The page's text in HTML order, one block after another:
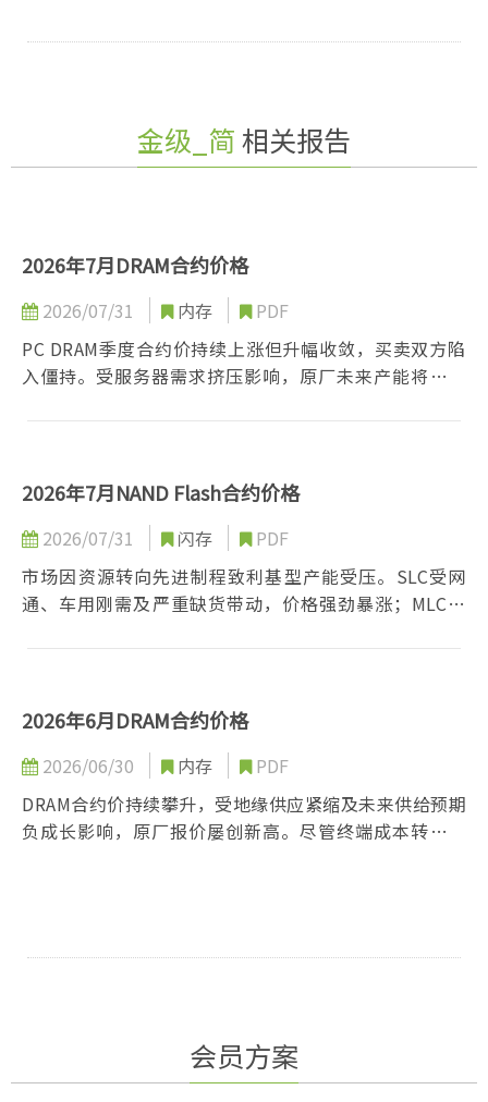
金级_简相关报告
2026年7月DRAM合约价格
2026/07/31 内存
PDF
PC DRAM季度合约价持续上涨但升幅收敛，买卖双方陷
入僵持。受服务器需求挤压影响，原厂未来产能将显著
幅下滑。买方对价格高度敏感且积极抵制大幅调涨，惟
2026年7月NAND Flash合约价格
2026/07/31 闪存
PDF
市场因资源转向先进制程致利基型产能受压。SLC受网
通、车用刚需及严重缺货带动，价格强劲暴涨；MLC虽
整。预期后续市场走势将持续分化，SLC维持强势，
2026年6月DRAM合约价格
2026/06/30 内存
PDF
DRAM合约价持续攀升，受地缘供应紧缩及未来供给预期
负成长影响，原厂报价屡创新高。尽管终端成本转嫁面
会员方案